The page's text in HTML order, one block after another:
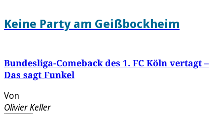
Keine Party am Geißbockheim
Bundesliga-Comeback des 1. FC Köln vertagt –
Das sagt Funkel
Von
Olivier Keller